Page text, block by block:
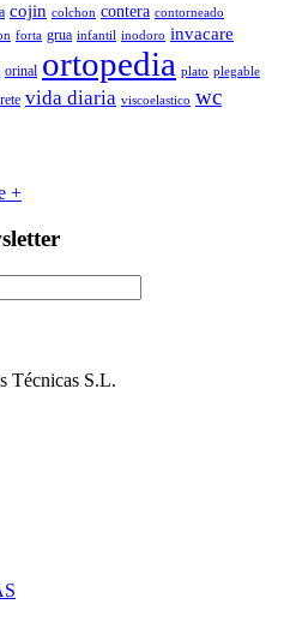
cojin colchon contera contorneado
forta grua infantil inodoro invacare
orinal ortopedia plato plegable
vida diaria viscoelastico wc
+
Técnicas S.L.